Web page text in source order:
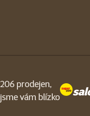
206 prodejen,
jsme vám blízko